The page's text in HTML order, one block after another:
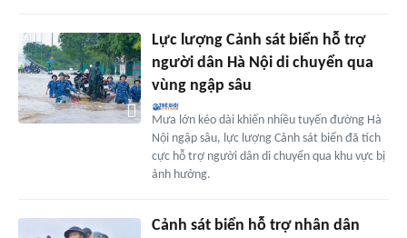
Lực lượng Cảnh sát biển hỗ trợ
người dân Hà Nội di chuyển qua
vùng ngập sâu
Mưa lớn kéo dài khiến nhiều tuyến đường Hà
Nội ngập sâu, lực lượng Cảnh sát biển đã tích
cực hỗ trợ người dân di chuyển qua khu vực bị
ảnh hưởng.
Cảnh sát biển hỗ trợ nhân dân